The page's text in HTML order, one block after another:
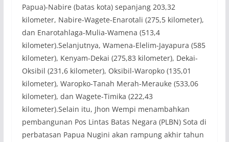
Papua)-Nabire (batas kota) sepanjang 203,32
kilometer, Nabire-Wagete-Enarotali (275,5 kilometer),
dan Enarotahlaga-Mulia-Wamena (513,4
kilometer).Selanjutnya, Wamena-Elelim-Jayapura (585
kilometer), Kenyam-Dekai (275,83 kilometer), Dekai-
Oksibil (231,6 kilometer), Oksibil-Waropko (135,01
kilometer), Waropko-Tanah Merah-Merauke (533,06
kilometer), dan Wagete-Timika (222,43
kilometer).Selain itu, Jhon Wempi menambahkan
pembangunan Pos Lintas Batas Negara (PLBN) Sota di
perbatasan Papua Nugini akan rampung akhir tahun